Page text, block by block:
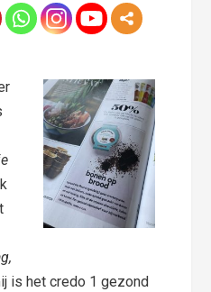
is het credo 1 gezond